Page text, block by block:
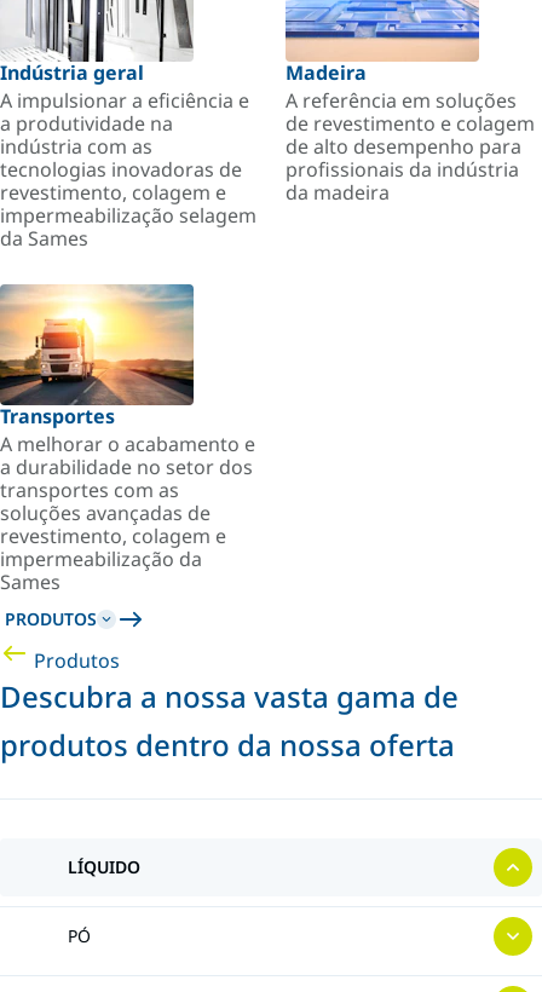
Indústria geral
A impulsionar a eficiência e
a produtividade na
indústria com as
tecnologias inovadoras de
revestimento, colagem e
impermeabilização selagem
da Sames
Madeira
A referência em soluções
de revestimento e colagem
de alto desempenho para
profissionais da indústria
da madeira
Transportes
A melhorar o acabamento e
a durabilidade no setor dos
transportes com as
soluções avançadas de
revestimento, colagem e
impermeabilização da
Sames
PRODUTOS
Produtos
Descubra a nossa vasta gama de
produtos dentro da nossa oferta
LÍQUIDO
PÓ